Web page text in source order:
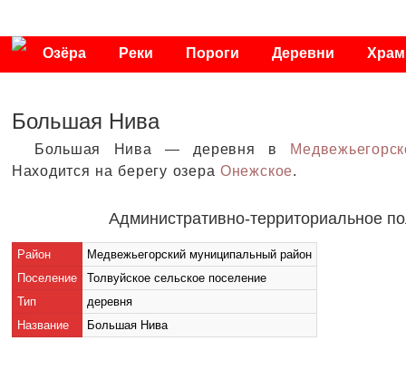
Озёра Реки Пороги Деревни
Большая Нива
Большая Нива — деревня в
Находится на берегу озера Онежское.
Административно-территориальное
Район
Медвежьегорский муниципальный район
Поселение
Толвуйское сельское поселение
Тип
деревня
Название
Большая Нива